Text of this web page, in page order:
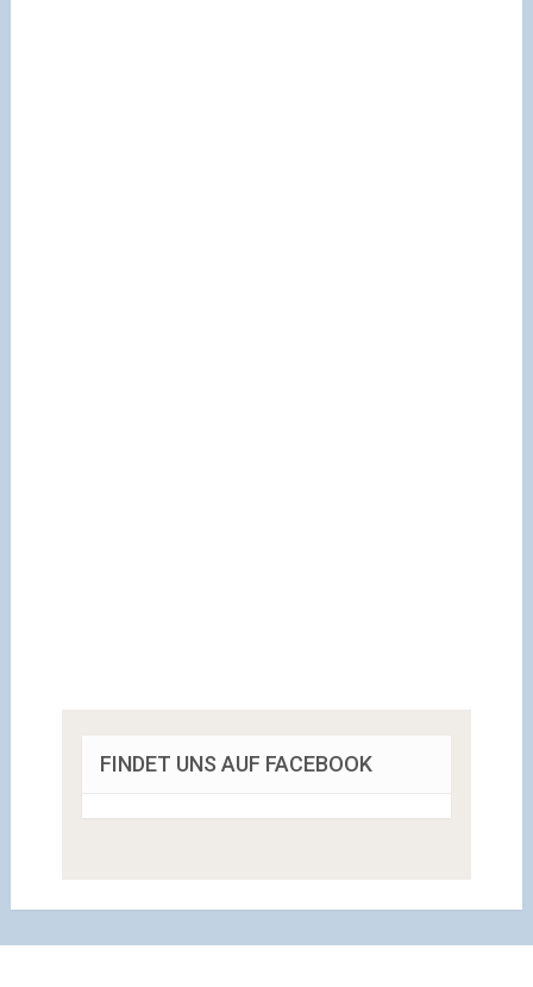
FINDET UNS AUF FACEBOOK